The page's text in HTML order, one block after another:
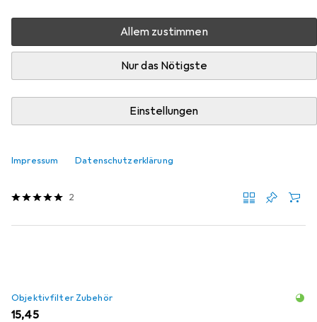
Allem zustimmen
Nur das Nötigste
Einstellungen
Impressum Datenschutzerklärung
Relevanz
Produktliste
Objektivfilter Zubehör
Caruba Step up/down Ring 52mm 58mm
2
Objektivfilter Zubehör
EUR
15,45